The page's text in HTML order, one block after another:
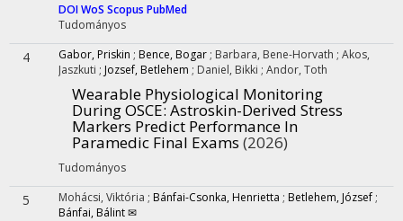
DOIWoS Scopus PubMed
Tudományos
4 Gabor, Priskin ; Bence, Bogar ; Barbara, Bene-Horvath ; Akos,
Jaszkuti ; Jozsef, Betlehem ; Daniel, Bikki ; Andor, Toth
Wearable Physiological Monitoring
During OSCE: Astroskin-Derived Stress
Markers Predict Performance In
Paramedic Final Exams (2026)
Tudományos
5 Mohácsi, Viktória ; Bánfai-Csonka, Henrietta ; Betlehem, József ;
Bánfai, Bálint ✉